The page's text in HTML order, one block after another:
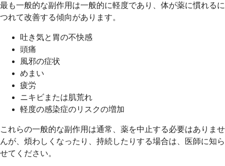
最も一般的な副作用は一般的に軽度であり、体が薬に慣れるに
つれて改善する傾向があります。
吐き気と胃の不快感
頭痛
風邪の症状
めまい
疲労
ニキビまたは肌荒れ
軽度の感染症のリスクの増加
これらの一般的な副作用は通常、薬を中止する必要はありませ
んが、煩わしくなったり、持続したりする場合は、医師に知ら
せてください。